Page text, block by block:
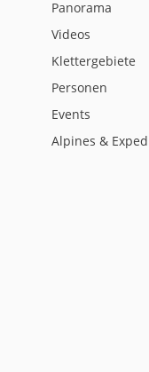
Panorama
Videos
Klettergebiete
Personen
Events
Alpines &